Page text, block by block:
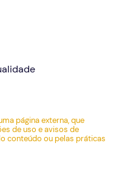
página externa, que
de uso e avisos de
conteúdo ou pelas práticas